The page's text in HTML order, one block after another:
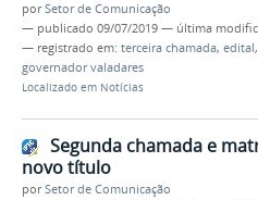
porSetor de Comunicação
— publicado 09/07/2019 — última
— registrado em: terceira chamada, edital,
governador valadares
Localizado em Notícias
Segunda chamada e
novo título
porSetor de Comunicação